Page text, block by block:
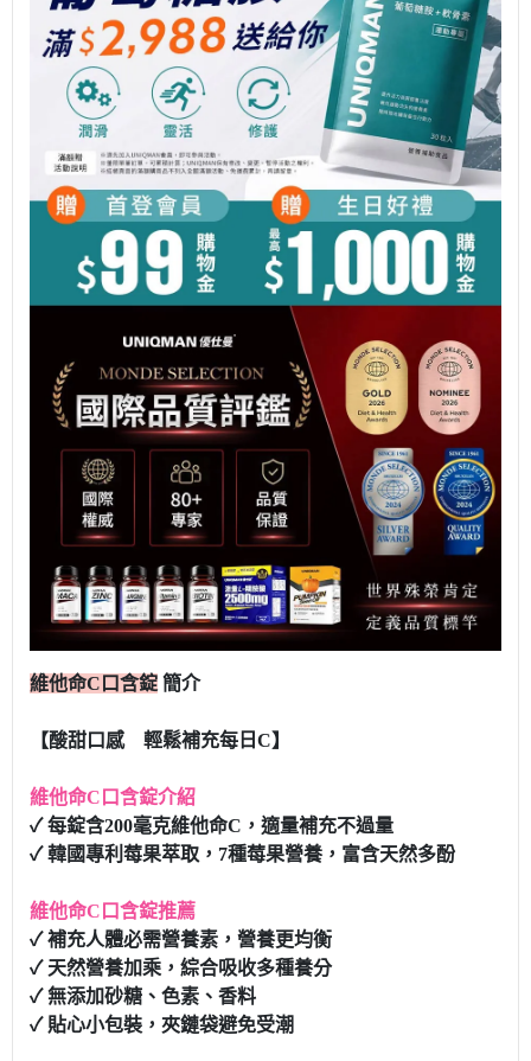
維他命C口含錠簡介
【酸甜口感 輕鬆補充每日C】
維他命C口含錠介紹
✓ 每錠含200毫克維他命C，適量補充不過量
✓ 韓國專利莓果萃取，7種莓果營養，富含天然多酚
維他命C口含錠推薦
✓ 補充人體必需營養素，營養更均衡
✓ 天然營養加乘，綜合吸收多種養分
✓ 無添加砂糖、色素、香料
✓ 貼心小包裝，夾鏈袋避免受潮